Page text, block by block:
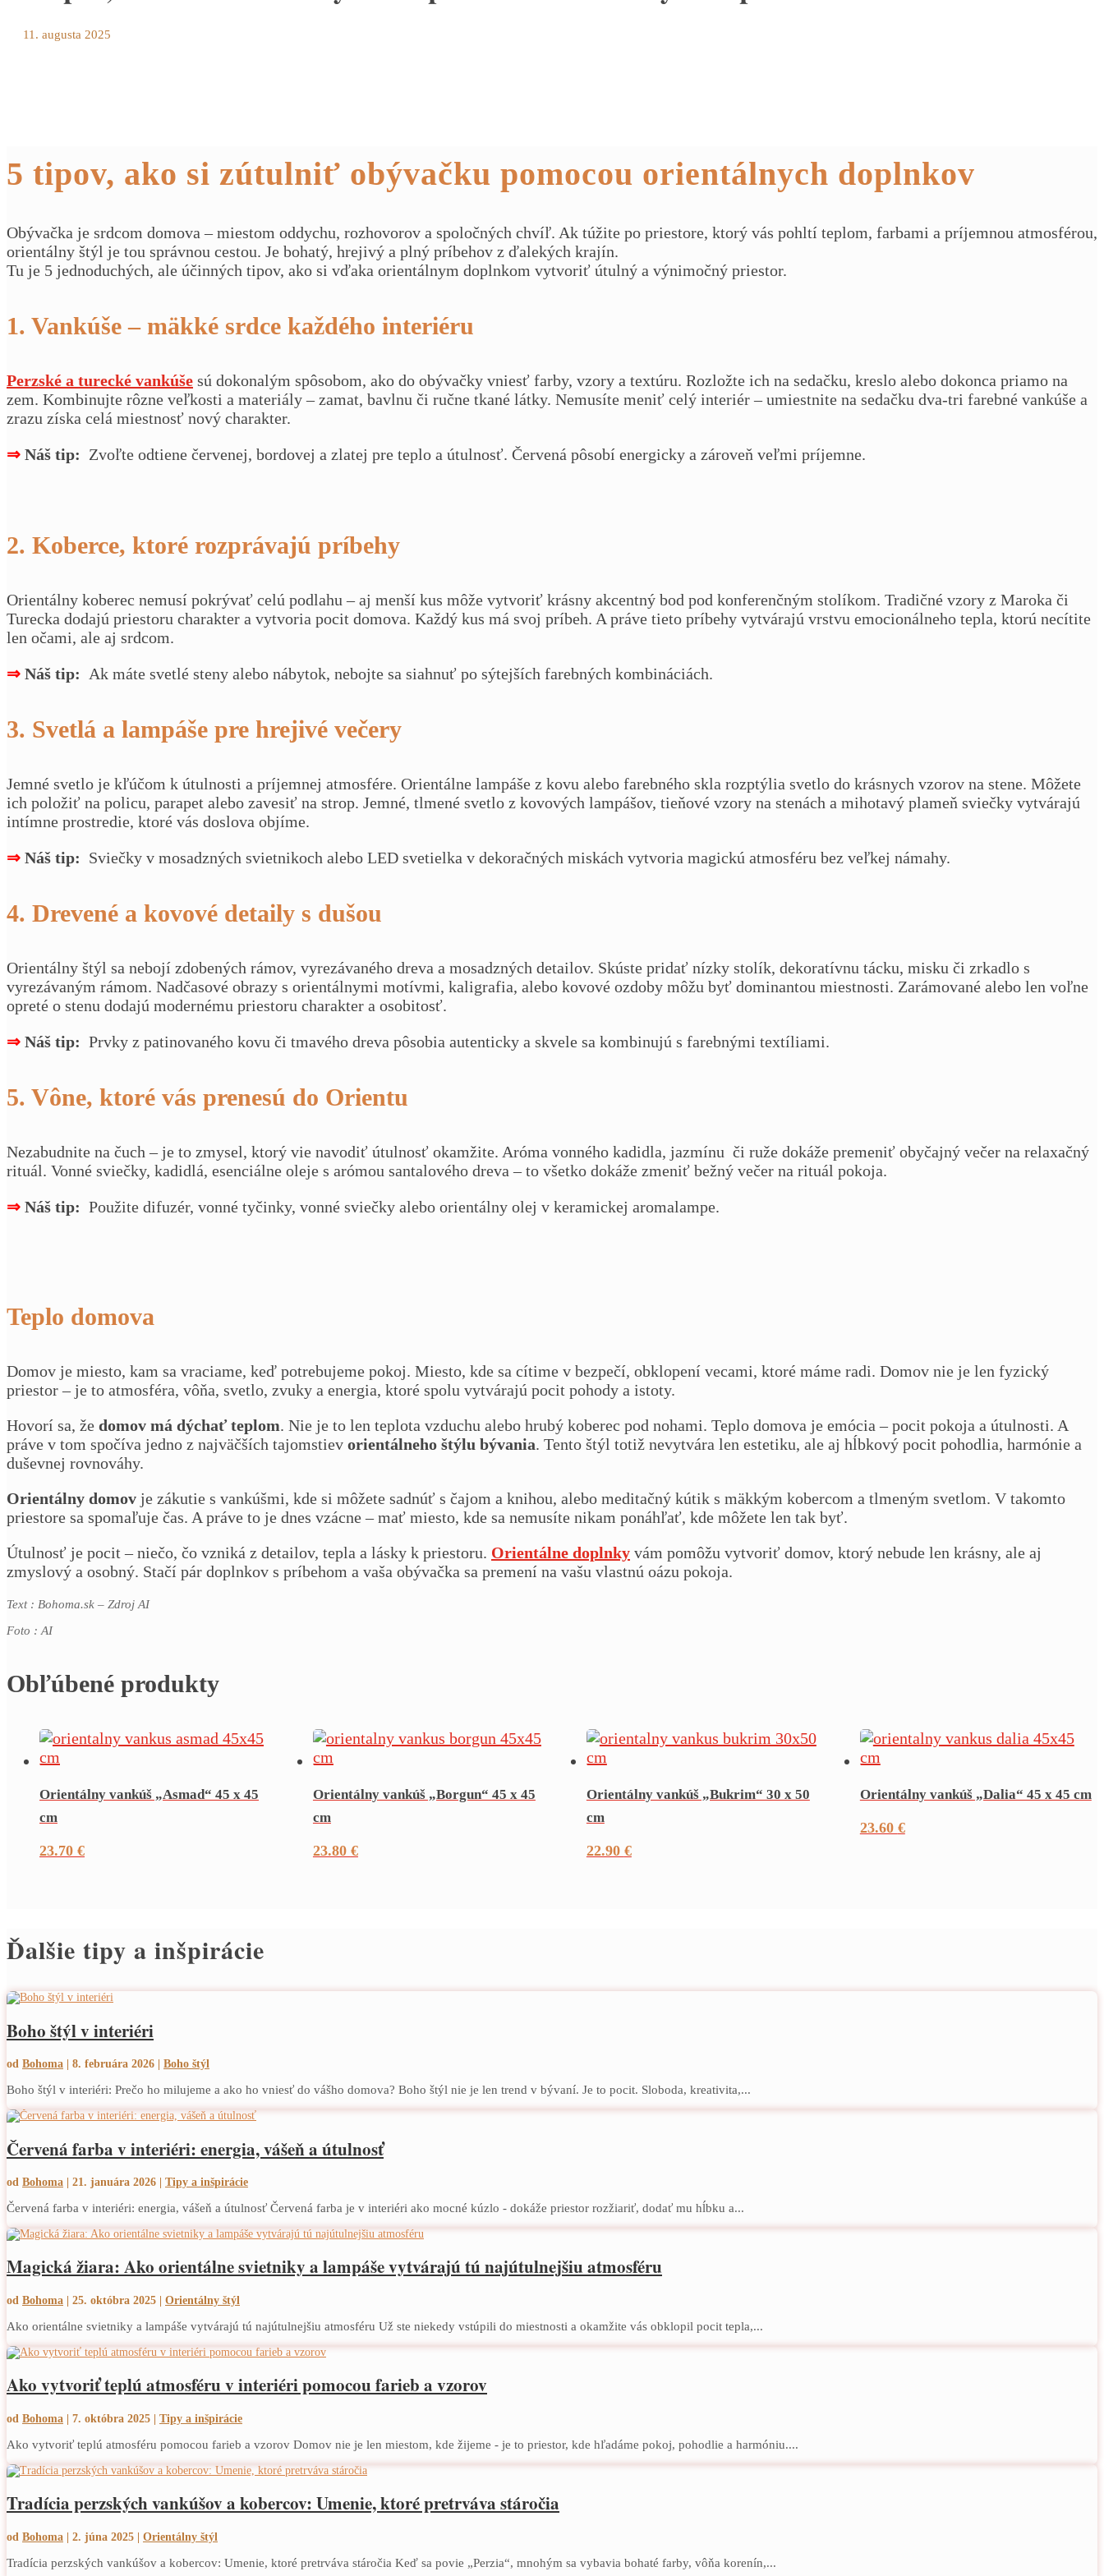
11. augusta 2025
5 tipov, ako si zútulniť obývačku pomocou orientálnych doplnkov
Obývačka je srdcom domova – miestom oddychu, rozhovorov a spoločných chvíľ. Ak túžite po priestore, ktorý vás pohltí teplom, farbami a príjemnou atmosférou,
orientálny štýl je tou správnou cestou. Je bohatý, hrejivý a plný príbehov z ďalekých krajín.
Tu je 5 jednoduchých, ale účinných tipov, ako si vďaka orientálnym doplnkom vytvoriť útulný a výnimočný priestor.
1. Vankúše – mäkké srdce každého interiéru
Perzské a turecké vankúše sú dokonalým spôsobom, ako do obývačky vniesť farby, vzory a textúru. Rozložte ich na sedačku, kreslo alebo dokonca priamo na
zem. Kombinujte rôzne veľkosti a materiály – zamat, bavlnu či ručne tkané látky. Nemusíte meniť celý interiér – umiestnite na sedačku dva-tri farebné vankúše a
zrazu získa celá miestnosť nový charakter.
⇒ Náš tip: Zvoľte odtiene červenej, bordovej a zlatej pre teplo a útulnosť. Červená pôsobí energicky a zároveň veľmi príjemne.
2. Koberce, ktoré rozprávajú príbehy
Orientálny koberec nemusí pokrývať celú podlahu – aj menší kus môže vytvoriť krásny akcentný bod pod konferenčným stolíkom. Tradičné vzory z Maroka či
Turecka dodajú priestoru charakter a vytvoria pocit domova. Každý kus má svoj príbeh. A práve tieto príbehy vytvárajú vrstvu emocionálneho tepla, ktorú necítite
len očami, ale aj srdcom.
⇒ Náš tip: Ak máte svetlé steny alebo nábytok, nebojte sa siahnuť po sýtejších farebných kombináciách.
3. Svetlá a lampáše pre hrejivé večery
Jemné svetlo je kľúčom k útulnosti a príjemnej atmosfére. Orientálne lampáše z kovu alebo farebného skla rozptýlia svetlo do krásnych vzorov na stene. Môžete
ich položiť na policu, parapet alebo zavesiť na strop. Jemné, tlmené svetlo z kovových lampášov, tieňové vzory na stenách a mihotavý plameň sviečky vytvárajú
intímne prostredie, ktoré vás doslova objíme.
⇒ Náš tip: Sviečky v mosadzných svietnikoch alebo LED svetielka v dekoračných miskách vytvoria magickú atmosféru bez veľkej námahy.
4. Drevené a kovové detaily s dušou
Orientálny štýl sa nebojí zdobených rámov, vyrezávaného dreva a mosadzných detailov. Skúste pridať nízky stolík, dekoratívnu tácku, misku či zrkadlo s
vyrezávaným rámom. Nadčasové obrazy s orientálnymi motívmi, kaligrafia, alebo kovové ozdoby môžu byť dominantou miestnosti. Zarámované alebo len voľne
opreté o stenu dodajú modernému priestoru charakter a osobitosť.
⇒ Náš tip: Prvky z patinovaného kovu či tmavého dreva pôsobia autenticky a skvele sa kombinujú s farebnými textíliami.
5. Vône, ktoré vás prenesú do Orientu
Nezabudnite na čuch – je to zmysel, ktorý vie navodiť útulnosť okamžite. Aróma vonného kadidla, jazmínu či ruže dokáže premeniť obyčajný večer na relaxačný
rituál. Vonné sviečky, kadidlá, esenciálne oleje s arómou santalového dreva – to všetko dokáže zmeniť bežný večer na rituál pokoja.
⇒ Náš tip: Použite difuzér, vonné tyčinky, vonné sviečky alebo orientálny olej v keramickej aromalampe.
Teplo domova
Domov je miesto, kam sa vraciame, keď potrebujeme pokoj. Miesto, kde sa cítime v bezpečí, obklopení vecami, ktoré máme radi. Domov nie je len fyzický
priestor – je to atmosféra, vôňa, svetlo, zvuky a energia, ktoré spolu vytvárajú pocit pohody a istoty.
Hovorí sa, že domov má dýchať teplom. Nie je to len teplota vzduchu alebo hrubý koberec pod nohami. Teplo domova je emócia – pocit pokoja a útulnosti. A
práve v tom spočíva jedno z najväčších tajomstiev orientálneho štýlu bývania. Tento štýl totiž nevytvára len estetiku, ale aj hĺbkový pocit pohodlia, harmónie a
duševnej rovnováhy.
Orientálny domov je zákutie s vankúšmi, kde si môžete sadnúť s čajom a knihou, alebo meditačný kútik s mäkkým kobercom a tlmeným svetlom. V takomto
priestore sa spomaľuje čas. A práve to je dnes vzácne – mať miesto, kde sa nemusíte nikam ponáhľať, kde môžete len tak byť.
Útulnosť je pocit – niečo, čo vzniká z detailov, tepla a lásky k priestoru. Orientálne doplnky vám pomôžu vytvoriť domov, ktorý nebude len krásny, ale aj
zmyslový a osobný. Stačí pár doplnkov s príbehom a vaša obývačka sa premení na vašu vlastnú oázu pokoja.
Text : Bohoma.sk – Zdroj AI
Foto : AI
Obľúbené produkty
Orientálny vankúš „Asmad“ 45 x 45
cm
23.70 €
Orientálny vankúš „Borgun“ 45 x 45
cm
23.80 €
Orientálny vankúš „Bukrim“ 30 x 50
cm
22.90 €
Orientálny vankúš „Dalia“ 45 x 45 cm
23.60 €
Ďalšie tipy a inšpirácie
Boho štýl v interiéri
od Bohoma 8. februára 2026 Boho štýl
Boho štýl v interiéri: Prečo ho milujeme a ako ho vniesť do vášho domova? Boho štýl nie je len trend v bývaní. Je to pocit. Sloboda, kreativita,...
Červená farba v interiéri: energia, vášeň a útulnosť
od Bohoma 21. januára 2026 Tipy a inšpirácie
Červená farba v interiéri: energia, vášeň a útulnosť Červená farba je v interiéri ako mocné kúzlo - dokáže priestor rozžiariť, dodať mu hĺbku a...
Magická žiara: Ako orientálne svietniky a lampáše vytvárajú tú najútulnejšiu atmosféru
od Bohoma 25. októbra 2025 Orientálny štýl
Ako orientálne svietniky a lampáše vytvárajú tú najútulnejšiu atmosféru Už ste niekedy vstúpili do miestnosti a okamžite vás obklopil pocit tepla,...
Ako vytvoriť teplú atmosféru v interiéri pomocou farieb a vzorov
od Bohoma | 7. októbra 2025 | Tipy a inšpirácie
Ako vytvoriť teplú atmosféru pomocou farieb a vzorov Domov nie je len miestom, kde žijeme - je to priestor, kde hľadáme pokoj, pohodlie a harmóniu....
Tradícia perzských vankúšov a kobercov: Umenie, ktoré pretrváva stáročia
od Bohoma | 2. júna 2025 | Orientálny štýl
Tradícia perzských vankúšov a kobercov: Umenie, ktoré pretrváva stáročia Keď sa povie „Perzia“, mnohým sa vybavia bohaté farby, vôňa korenín,...